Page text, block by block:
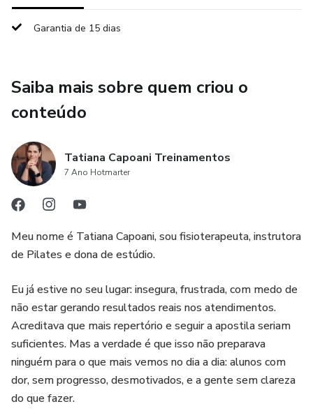
Garantia de 15 dias
Saiba mais sobre quem criou o
conteúdo
Tatiana Capoani Treinamentos
7 Ano Hotmarter
Meu nome é Tatiana Capoani, sou fisioterapeuta, instrutora
de Pilates e dona de estúdio.
Eu já estive no seu lugar: insegura, frustrada, com medo de
não estar gerando resultados reais nos atendimentos.
Acreditava que mais repertório e seguir a apostila seriam
suficientes. Mas a verdade é que isso não preparava
ninguém para o que mais vemos no dia a dia: alunos com
dor, sem progresso, desmotivados, e a gente sem clareza
do que fazer.